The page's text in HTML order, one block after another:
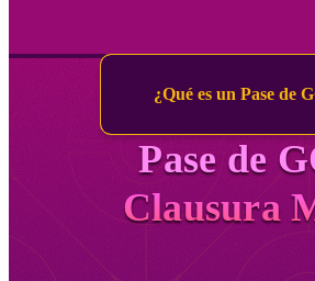
¿Qué es un Pase de
Pase de
Clausura